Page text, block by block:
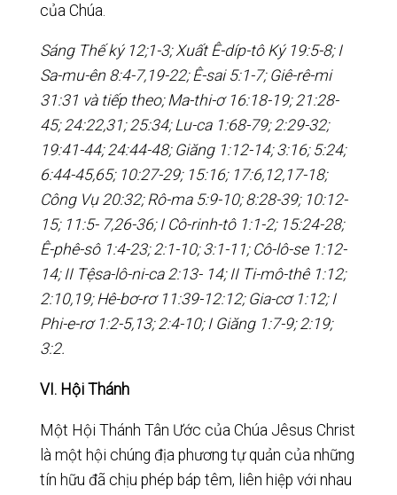
của Chúa.
Sáng Thế ký 12;1-3; Xuất Ê-díp-tô Ký 19:5-8; I
Sa-mu-ên 8:4-7,19-22; Ê-sai 5:1-7; Giê-rê-mi
31:31 và tiếp theo; Ma-thi-ơ 16:18-19; 21:28-
45; 24:22,31; 25:34; Lu-ca 1:68-79; 2:29-32;
19:41-44; 24:44-48; Giăng 1:12-14; 3:16; 5:24;
6:44-45,65; 10:27-29; 15:16; 17:6,12,17-18;
Công Vụ 20:32; Rô-ma 5:9-10; 8:28-39; 10:12-
15; 11:5- 7,26-36; I Cô-rinh-tô 1:1-2; 15:24-28;
Ê-phê-sô 1:4-23; 2:1-10; 3:1-11; Cô-lô-se 1:12-
14; II Tệsa-lô-ni-ca 2:13- 14; II Ti-mô-thê 1:12;
2:10,19; Hê-bơ-rơ 11:39-12:12; Gia-cơ 1:12; I
Phi-e-rơ 1:2-5,13; 2:4-10; I Giăng 1:7-9; 2:19;
3:2.
VI. Hội Thánh
Một Hội Thánh Tân Ước của Chúa Jêsus Christ
là một hội chúng địa phương tự quản của những
tín hữu đã chịu phép báp têm, liên hiệp với nhau